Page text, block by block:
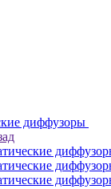
диффузоры